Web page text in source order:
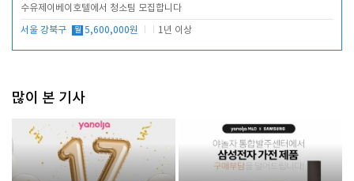
수유제이베이호텔에서 청소팀 모집합니다
서울 강북구 월 5,600,000원 1년 이상
많이 본 기사